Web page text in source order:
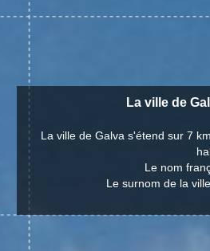
La ville de
La ville de Galva s'étend sur 7
Le nom
Le surnom de la